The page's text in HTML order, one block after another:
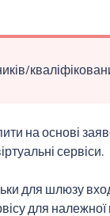
на основі
сервіси.
для шлюзу
для